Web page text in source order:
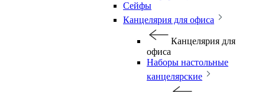
Сейфы
Канцелярия для офиса
Канцелярия для
офиса
Наборы настольные
канцелярские